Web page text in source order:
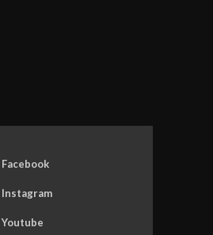
Facebook
Instagram
Youtube